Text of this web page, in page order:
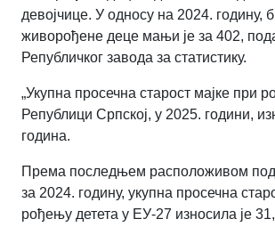
девојчице. У односу на 2024. годину,
живорођене деце мањи је за 402,
Републичког завода за статистику.
„Укупна просечна старост мајке при
Републици Српској, у 2025. години,
година.
Према последњем расположивом
за 2024. годину, укупна просечна
рођењу детета у ЕУ-27 износила је